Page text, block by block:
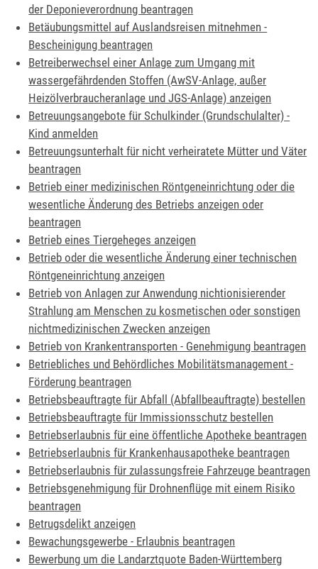
der Deponieverordnung beantragen
Betäubungsmittel auf Auslandsreisen mitnehmen -
Bescheinigung beantragen
Betreiberwechsel einer Anlage zum Umgang mit
wassergefährdenden Stoffen (AwSV-Anlage, außer
Heizölverbraucheranlage und JGS-Anlage) anzeigen
Betreuungsangebote für Schulkinder (Grundschulalter) -
Kind anmelden
Betreuungsunterhalt für nicht verheiratete Mütter und Väter
beantragen
Betrieb einer medizinischen Röntgeneinrichtung oder die
wesentliche Änderung des Betriebs anzeigen oder
beantragen
Betrieb eines Tiergeheges anzeigen
Betrieb oder die wesentliche Änderung einer technischen
Röntgeneinrichtung anzeigen
Betrieb von Anlagen zur Anwendung nichtionisierender
Strahlung am Menschen zu kosmetischen oder sonstigen
nichtmedizinischen Zwecken anzeigen
Betrieb von Krankentransporten - Genehmigung beantragen
Betriebliches und Behördliches Mobilitätsmanagement -
Förderung beantragen
Betriebsbeauftragte für Abfall (Abfallbeauftragte) bestellen
Betriebsbeauftragte für Immissionsschutz bestellen
Betriebserlaubnis für eine öffentliche Apotheke beantragen
Betriebserlaubnis für Krankenhausapotheke beantragen
Betriebserlaubnis für zulassungsfreie Fahrzeuge beantragen
Betriebsgenehmigung für Drohnenflüge mit einem Risiko
beantragen
Betrugsdelikt anzeigen
Bewachungsgewerbe - Erlaubnis beantragen
Bewerbung um die Landarztquote Baden-Württemberg